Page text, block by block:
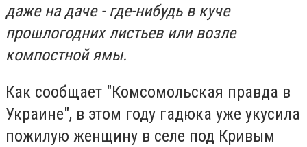
даже на даче - где-нибудь в куче
прошлогодних листьев или возле
компостной ямы.
Как сообщает "Комсомольская правда в
Украине", в этом году гадюка уже укусила
пожилую женщину в селе под Кривым